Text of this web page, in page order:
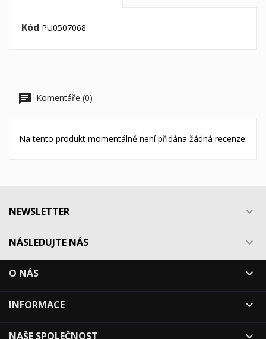
Kód PU0507068
Komentáře (0)
Na tento produkt momentálně není přidána žádná recenze.
NEWSLETTER 
NÁSLEDUJTE NÁS 
O NÁS 
INFORMACE 
NAŠE SPOLEČNOST